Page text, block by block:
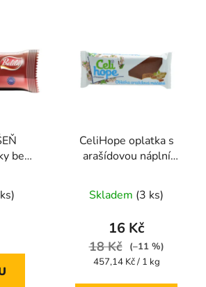
bez
CeliHope oplatka s
arašídovou náplní
hodnocení
produktu
je
5,0
Skladem (3 ks)
16 Kč
18 Kč
(–11 %)
Měrná
457,14 Kč / 1 kg